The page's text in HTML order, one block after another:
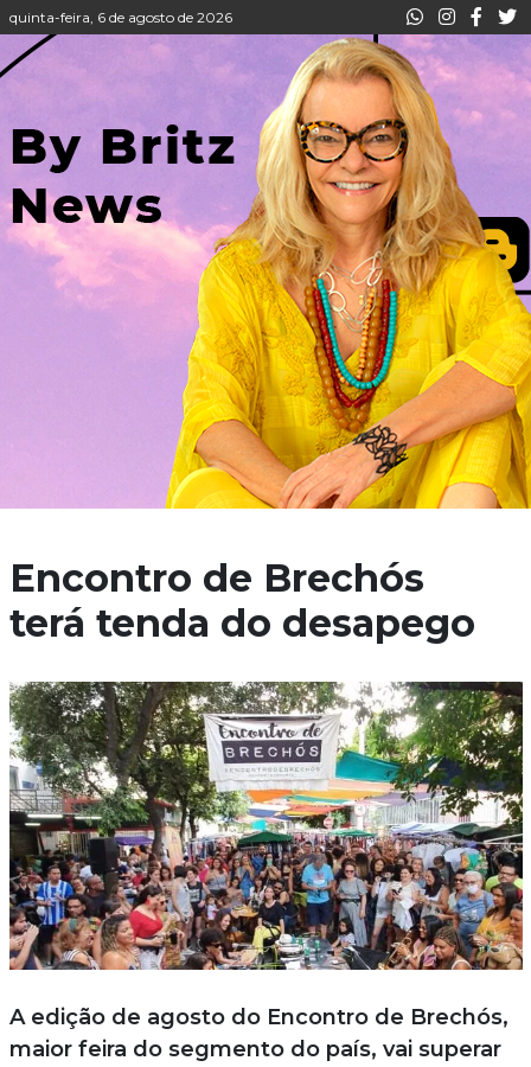
quinta-feira, 6 de agosto de 2026
Encontro de Brechós
terá tenda do desapego
A edição de agosto do Encontro de Brechós,
maior feira do segmento do país, vai superar